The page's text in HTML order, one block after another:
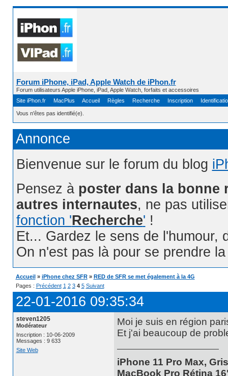
Forum iPhone, iPad, Apple Watch de iPhon.fr
Forum utilisateurs Apple iPhone, iPad, Apple Watch, forfaits et accessoires
Site iPhon.fr
MacPlus Accueil Règles Recherche Inscription
Vous n'êtes pas identifié(e).
Annonce
Bienvenue sur le forum du blog
Pensez à poster dans la bonne
autres internautes, ne pas
fonction 'Recherche' !
Et... Gardez le sens de l'humour,
On n'est pas là pour se prendre
Accueil » iPhone chez SFR » RED de SFR se met également à la 4G
Pages : Précédent 1 2 3 4 5 Suivant
22-01-2016 09:35:34
steven1205
Modérateur
Inscription : 10-06-2009
Messages : 9 633
Site Web
Moi je suis en région
Et j'ai beaucoup de
iPhone 11 Pro Max,
MacBook Pro Rétina